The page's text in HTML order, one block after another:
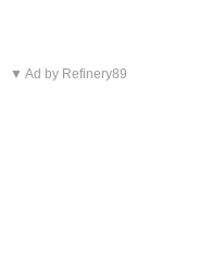
▼ Ad by Refinery89